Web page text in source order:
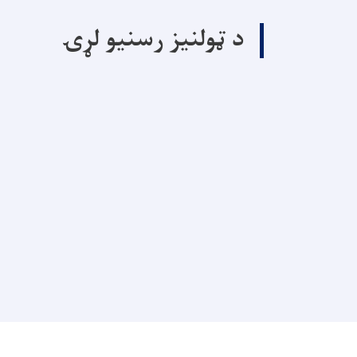
د ټولنیز رسنیو لړۍ